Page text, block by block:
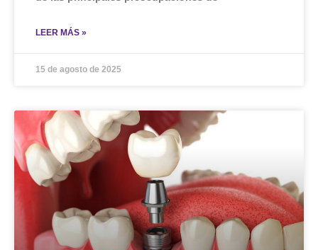
LEER MÁS »
15 de agosto de 2025